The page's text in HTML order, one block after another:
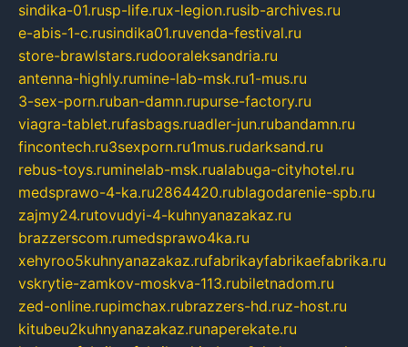
sindika-01.rusp-life.rux-legion.rusib-archives.ru
e-abis-1-c.rusindika01.ruvenda-festival.ru
store-brawlstars.rudooraleksandria.ru
antenna-highly.rumine-lab-msk.ru1-mus.ru
3-sex-porn.ruban-damn.rupurse-factory.ru
viagra-tablet.rufasbags.ruadler-jun.rubandamn.ru
fincontech.ru3sexporn.ru1mus.rudarksand.ru
rebus-toys.ruminelab-msk.rualabuga-cityhotel.ru
medsprawo-4-ka.ru2864420.rublagodarenie-spb.ru
zajmy24.rutovudyi-4-kuhnyanazakaz.ru
brazzerscom.rumedsprawo4ka.ru
xehyroo5kuhnyanazakaz.rufabrikayfabrikaefabrika.ru
vskrytie-zamkov-moskva-113.rubiletnadom.ru
zed-online.rupimchax.rubrazzers-hd.ruz-host.ru
kitubeu2kuhnyanazakaz.runaperekate.ru